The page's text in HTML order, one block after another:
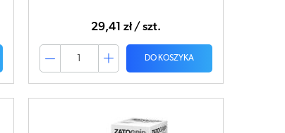
29,41 zł / szt.
DO KOSZYKA